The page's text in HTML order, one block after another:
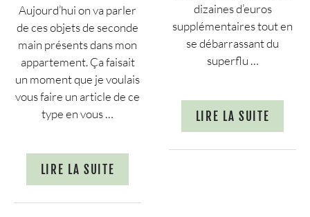
Aujourd’hui on va parler
de ces objets de seconde
main présents dans mon
appartement. Ça faisait
un moment que je voulais
vous faire un article de ce
type en vous …
LIRE LA SUITE
dizaines d’euros
supplémentaires tout en
se débarrassant du
superflu …
LIRE LA SUITE